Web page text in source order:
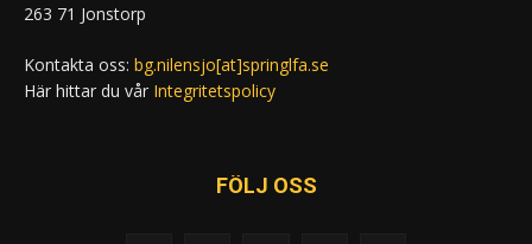
263 71 Jonstorp
Kontakta oss: bg.nilensjo[at]springlfa.se
Här hittar du vår Integritetspolicy
FÖLJ OSS